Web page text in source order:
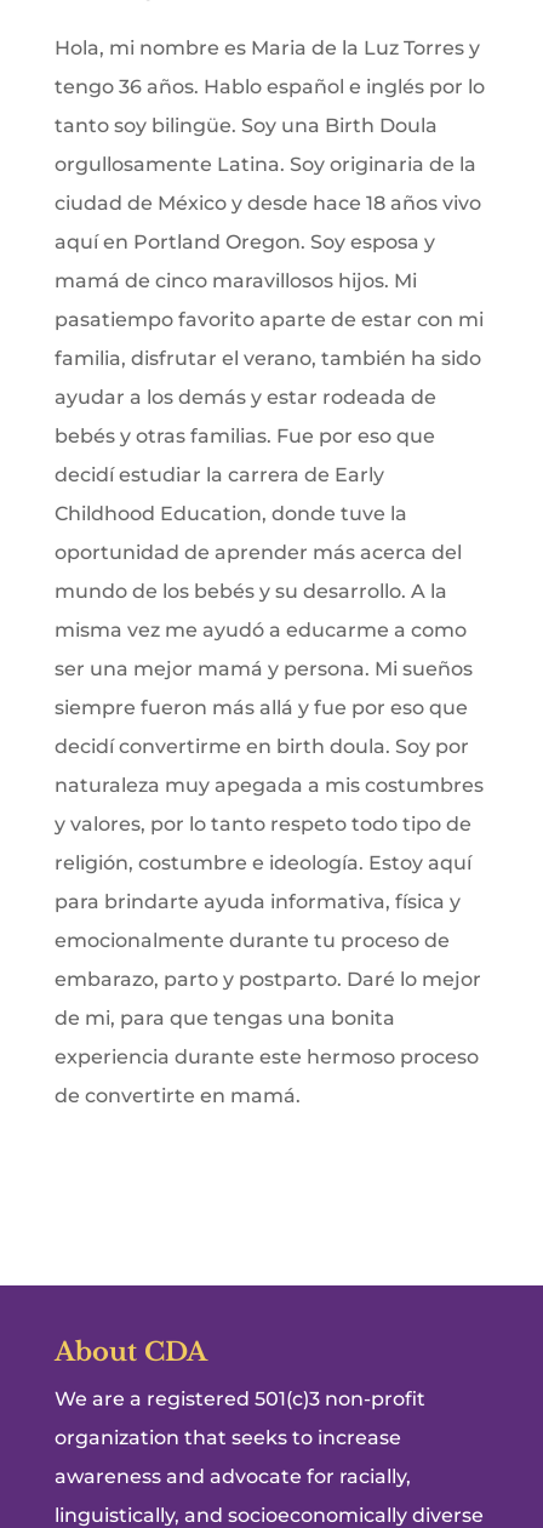
Hola, mi nombre es Maria de la Luz Torres y
tengo 36 años. Hablo español e inglés por lo
tanto soy bilingüe. Soy una Birth Doula
orgullosamente Latina. Soy originaria de la
ciudad de México y desde hace 18 años vivo
aquí en Portland Oregon. Soy esposa y
mamá de cinco maravillosos hijos. Mi
pasatiempo favorito aparte de estar con mi
familia, disfrutar el verano, también ha sido
ayudar a los demás y estar rodeada de
bebés y otras familias. Fue por eso que
decidí estudiar la carrera de Early
Childhood Education, donde tuve la
oportunidad de aprender más acerca del
mundo de los bebés y su desarrollo. A la
misma vez me ayudó a educarme a como
ser una mejor mamá y persona. Mi sueños
siempre fueron más allá y fue por eso que
decidí convertirme en birth doula. Soy por
naturaleza muy apegada a mis costumbres
y valores, por lo tanto respeto todo tipo de
religión, costumbre e ideología. Estoy aquí
para brindarte ayuda informativa, física y
emocionalmente durante tu proceso de
embarazo, parto y postparto. Daré lo mejor
de mi, para que tengas una bonita
experiencia durante este hermoso proceso
de convertirte en mamá.
About CDA
We are a registered 501(c)3 non-profit
organization that seeks to increase
awareness and advocate for racially,
linguistically, and socioeconomically diverse